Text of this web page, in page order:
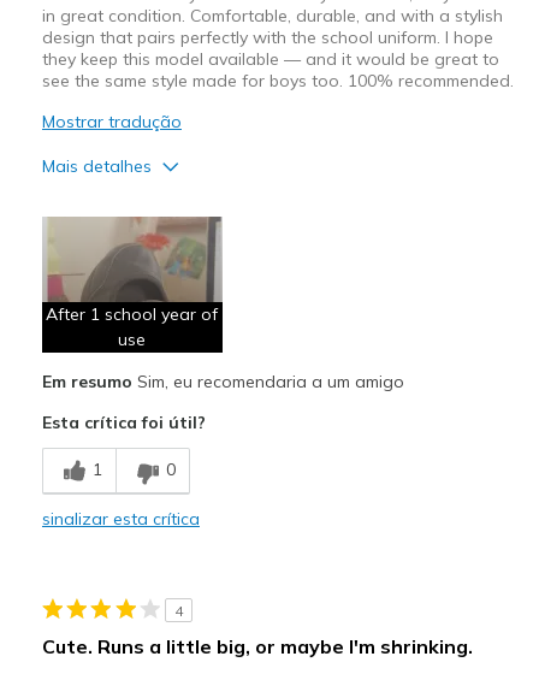
in great condition. Comfortable, durable, and with a stylish
design that pairs perfectly with the school uniform. I hope
they keep this model available — and it would be great to
see the same style made for boys too. 100% recommended.
Mostrar tradução
Mais detalhes
Attractive Design
Breathe Well
Comfortable
Durable
Stylish
Melhores utilizações
Casual Wear
School
Width
Feels true to width
After 1 school year of
use
Em resumo Sim, eu recomendaria a um amigo
Esta crítica foi útil?
1 0
sinalizar esta crítica
4
Cute. Runs a little big, or maybe I'm shrinking.